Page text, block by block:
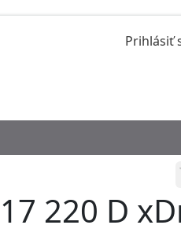
Prihlásiť
220 D